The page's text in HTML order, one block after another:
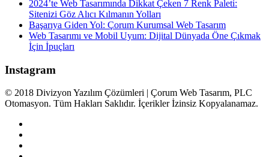
2024’te Web Tasarımında Dikkat Çeken 7 Renk Paleti:
Sitenizi Göz Alıcı Kılmanın Yolları
Başarıya Giden Yol: Çorum Kurumsal Web Tasarım
Web Tasarımı ve Mobil Uyum: Dijital Dünyada Öne Çıkmak
İçin İpuçları
Instagram
© 2018 Divizyon Yazılım Çözümleri | Çorum Web Tasarım, PLC
Otomasyon. Tüm Hakları Saklıdır. İçerikler İzinsiz Kopyalanamaz.